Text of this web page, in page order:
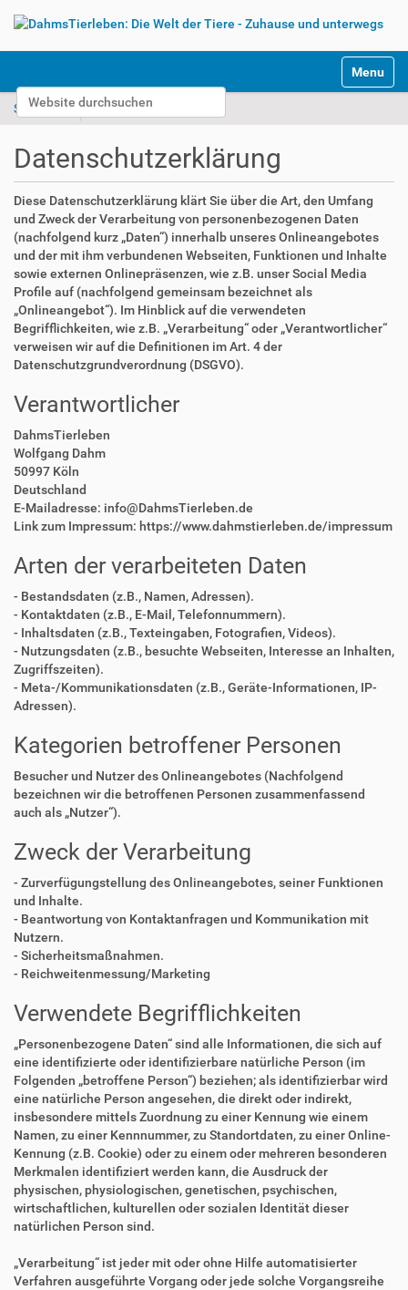
Website durchsuchen
Erweiterte Suche…
k
Toggle
Startseite Datenschutzerklärung
Datenschutzerklärung
Diese Datenschutzerklärung klärt Sie über die Art, den Umfang
und Zweck der Verarbeitung von personenbezogenen Daten
(nachfolgend kurz „Daten“) innerhalb unseres Onlineangebotes
und der mit ihm verbundenen Webseiten, Funktionen und Inhalte
sowie externen Onlinepräsenzen, wie z.B. unser Social Media
Profile auf (nachfolgend gemeinsam bezeichnet als
„Onlineangebot“). Im Hinblick auf die verwendeten
Begrifflichkeiten, wie z.B. „Verarbeitung“ oder „Verantwortlicher“
verweisen wir auf die Definitionen im Art. 4 der
Datenschutzgrundverordnung (DSGVO).
Verantwortlicher
DahmsTierleben
Wolfgang Dahm
50997 Köln
Deutschland
E-Mailadresse: info@DahmsTierleben.de
Link zum Impressum: https://www.dahmstierleben.de/impressum
Arten der verarbeiteten Daten
- Bestandsdaten (z.B., Namen, Adressen).
- Kontaktdaten (z.B., E-Mail, Telefonnummern).
- Inhaltsdaten (z.B., Texteingaben, Fotografien, Videos).
- Nutzungsdaten (z.B., besuchte Webseiten, Interesse an Inhalten,
Zugriffszeiten).
- Meta-/Kommunikationsdaten (z.B., Geräte-Informationen, IP-
Adressen).
Kategorien betroffener Personen
Besucher und Nutzer des Onlineangebotes (Nachfolgend
bezeichnen wir die betroffenen Personen zusammenfassend
auch als „Nutzer“).
Zweck der Verarbeitung
- Zurverfügungstellung des Onlineangebotes, seiner Funktionen
und Inhalte.
- Beantwortung von Kontaktanfragen und Kommunikation mit
Nutzern.
- Sicherheitsmaßnahmen.
- Reichweitenmessung/Marketing
Verwendete Begrifflichkeiten
„Personenbezogene Daten“ sind alle Informationen, die sich auf
eine identifizierte oder identifizierbare natürliche Person (im
Folgenden „betroffene Person“) beziehen; als identifizierbar wird
eine natürliche Person angesehen, die direkt oder indirekt,
insbesondere mittels Zuordnung zu einer Kennung wie einem
Namen, zu einer Kennnummer, zu Standortdaten, zu einer Online-
Kennung (z.B. Cookie) oder zu einem oder mehreren besonderen
Merkmalen identifiziert werden kann, die Ausdruck der
physischen, physiologischen, genetischen, psychischen,
wirtschaftlichen, kulturellen oder sozialen Identität dieser
natürlichen Person sind.
„Verarbeitung“ ist jeder mit oder ohne Hilfe automatisierter
Verfahren ausgeführte Vorgang oder jede solche Vorgangsreihe